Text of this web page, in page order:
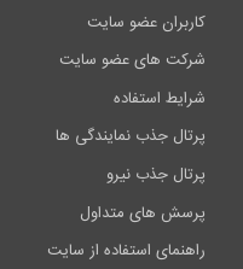
کاربران عضو سایت
شرکت های عضو سایت
شرایط استفاده
پرتال جذب نمایندگی ها
پرتال جذب نیرو
پرسش های متداول
راهنمای استفاده از سایت